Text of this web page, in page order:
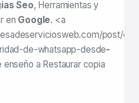
Seo, Herramientas y
en Google. <a
post/
de-whatsapp-desde-
a Restaurar copia